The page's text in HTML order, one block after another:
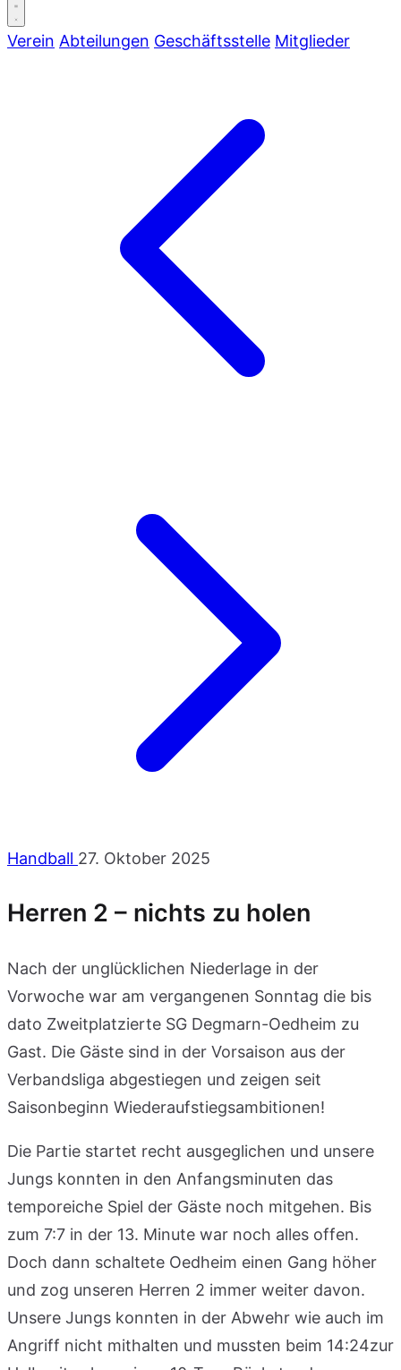
Verein Abteilungen Geschäftsstelle Mitglieder
Handball 27. Oktober 2025
Herren 2 – nichts zu holen
Nach der unglücklichen Niederlage in der
Vorwoche war am vergangenen Sonntag die bis
dato Zweitplatzierte SG Degmarn-Oedheim zu
Gast. Die Gäste sind in der Vorsaison aus der
Verbandsliga abgestiegen und zeigen seit
Saisonbeginn Wiederaufstiegsambitionen!
Die Partie startet recht ausgeglichen und unsere
Jungs konnten in den Anfangsminuten das
temporeiche Spiel der Gäste noch mitgehen. Bis
zum 7:7 in der 13. Minute war noch alles offen.
Doch dann schaltete Oedheim einen Gang höher
und zog unseren Herren 2 immer weiter davon.
Unsere Jungs konnten in der Abwehr wie auch im
Angriff nicht mithalten und mussten beim 14:24zur